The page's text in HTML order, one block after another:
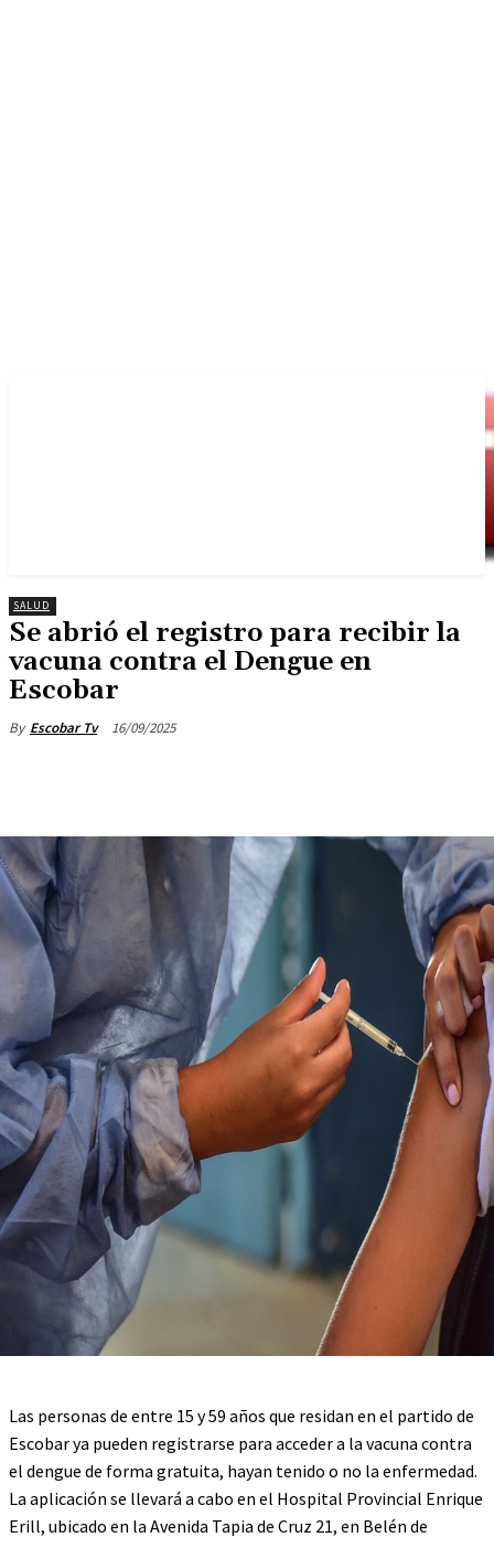
SALUD
Se abrió el registro para recibir la
vacuna contra el Dengue en
Escobar
By Escobar Tv 16/09/2025
Las personas de entre 15 y 59 años que residan en el partido de
Escobar ya pueden registrarse para acceder a la vacuna contra
el dengue de forma gratuita, hayan tenido o no la enfermedad.
La aplicación se llevará a cabo en el Hospital Provincial Enrique
Erill, ubicado en la Avenida Tapia de Cruz 21, en Belén de